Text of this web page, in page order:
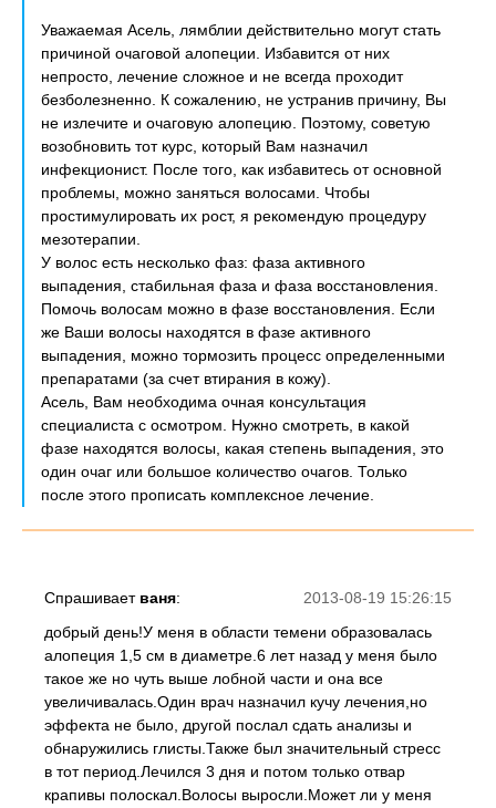
Уважаемая Асель, лямблии действительно могут стать
причиной очаговой алопеции. Избавится от них
непросто, лечение сложное и не всегда проходит
безболезненно. К сожалению, не устранив причину, Вы
не излечите и очаговую алопецию. Поэтому, советую
возобновить тот курс, который Вам назначил
инфекционист. После того, как избавитесь от основной
проблемы, можно заняться волосами. Чтобы
простимулировать их рост, я рекомендую процедуру
мезотерапии.
У волос есть несколько фаз: фаза активного
выпадения, стабильная фаза и фаза восстановления.
Помочь волосам можно в фазе восстановления. Если
же Ваши волосы находятся в фазе активного
выпадения, можно тормозить процесс определенными
препаратами (за счет втирания в кожу).
Асель, Вам необходима очная консультация
специалиста с осмотром. Нужно смотреть, в какой
фазе находятся волосы, какая степень выпадения, это
один очаг или большое количество очагов. Только
после этого прописать комплексное лечение.
2013-08-19 15:26:15
Спрашивает ваня:
добрый день!У меня в области темени образовалась
алопеция 1,5 см в диаметре.6 лет назад у меня было
такое же но чуть выше лобной части и она все
увеличивалась.Один врач назначил кучу лечения,но
эффекта не было, другой послал сдать анализы и
обнаружились глисты.Также был значительный стресс
в тот период.Лечился 3 дня и потом только отвар
крапивы полоскал.Волосы выросли.Может ли у меня